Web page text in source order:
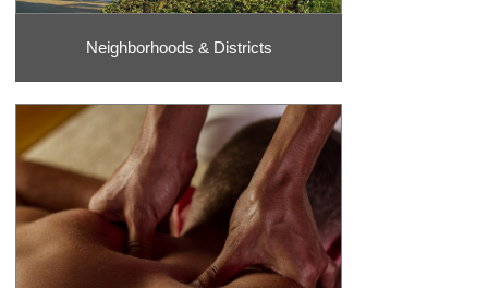
Neighborhoods & Districts